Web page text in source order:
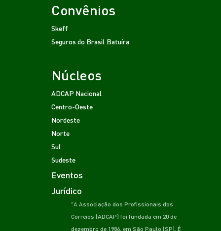
Convênios
Skeff
Seguros do Brasil Batuíra
Núcleos
ADCAP Nacional
Centro-Oeste
Nordeste
Norte
Sul
Sudeste
Eventos
Jurídico
"A Associação dos Profissionais dos
Correios (ADCAP) foi fundada em 20 de
dezembro de 1986, em São Paulo (SP). É